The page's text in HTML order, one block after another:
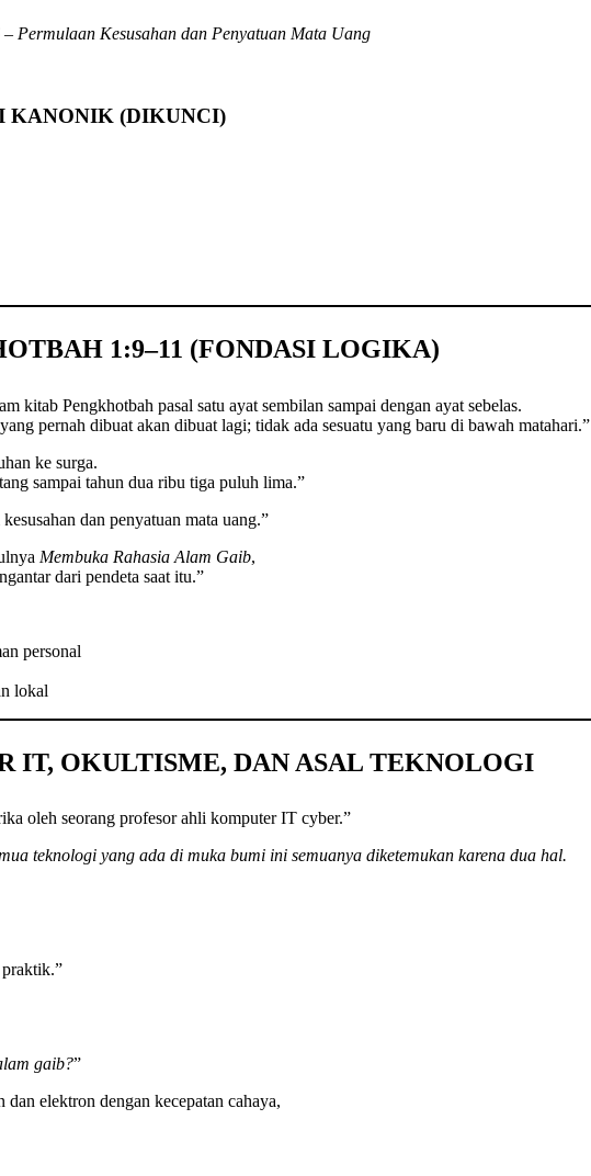
Permulaan Kesusahan dan Penyatuan Mata Uang
KANONIK (DIKUNCI)
1:9–11 (FONDASI LOGIKA)
kitab Pengkhotbah pasal satu ayat sembilan sampai dengan ayat sebelas.
pernah dibuat akan dibuat lagi; tidak ada sesuatu yang baru di bawah matahari.”
ke surga.
sampai tahun dua ribu tiga puluh lima.”
dan penyatuan mata uang.”
Membuka Rahasia Alam Gaib,
dari pendeta saat itu.”
personal
lokal
IT, OKULTISME, DAN ASAL TEKNOLOGI
oleh seorang profesor ahli komputer IT cyber.”
teknologi yang ada di muka bumi ini semuanya diketemukan karena dua hal.
gaib?”
elektron dengan kecepatan cahaya,